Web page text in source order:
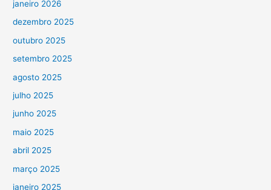
janeiro 2026
dezembro 2025
outubro 2025
setembro 2025
agosto 2025
julho 2025
junho 2025
maio 2025
abril 2025
março 2025
janeiro 2025